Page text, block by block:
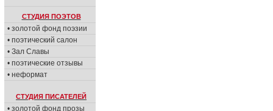
СТУДИЯ ПОЭТОВ
• золотой фонд поэзии
• поэтический салон
• Зал Славы
• поэтические отзывы
• неформат
СТУДИЯ ПИСАТЕЛЕЙ
• золотой фонд прозы